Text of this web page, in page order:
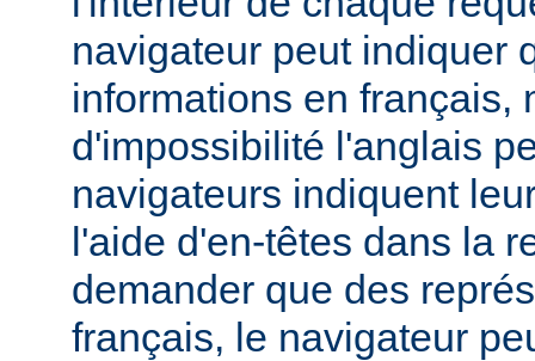
navigateur peut indiquer
informations en français,
d'impossibilité l'anglais
navigateurs indiquent
l'aide d'en-têtes dans la
demander que des
français, le navigateur